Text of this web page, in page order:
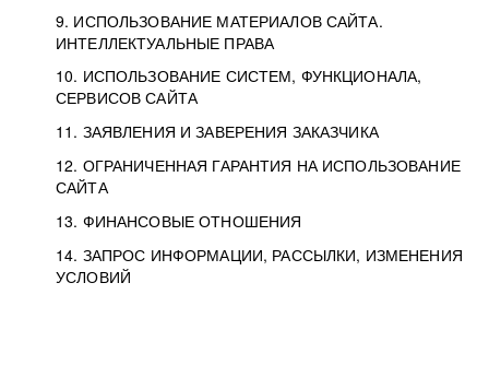
9. ИСПОЛЬЗОВАНИЕ МАТЕРИАЛОВ САЙТА.
ИНТЕЛЛЕКТУАЛЬНЫЕ ПРАВА
10. ИСПОЛЬЗОВАНИЕ СИСТЕМ, ФУНКЦИОНАЛА,
СЕРВИСОВ САЙТА
11. ЗАЯВЛЕНИЯ И ЗАВЕРЕНИЯ ЗАКАЗЧИКА
12. ОГРАНИЧЕННАЯ ГАРАНТИЯ НА ИСПОЛЬЗОВАНИЕ
САЙТА
13. ФИНАНСОВЫЕ ОТНОШЕНИЯ
14. ЗАПРОС ИНФОРМАЦИИ, РАССЫЛКИ, ИЗМЕНЕНИЯ
УСЛОВИЙ